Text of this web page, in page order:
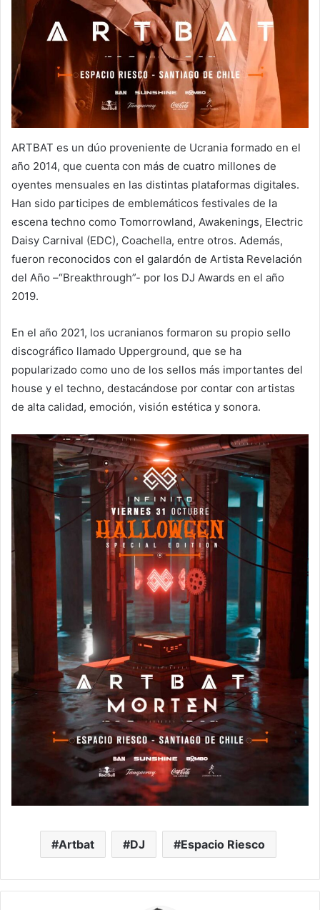
ARTBAT es un dúo proveniente de Ucrania formado en el
año 2014, que cuenta con más de cuatro millones de
oyentes mensuales en las distintas plataformas digitales.
Han sido participes de emblemáticos festivales de la
escena techno como Tomorrowland, Awakenings, Electric
Daisy Carnival (EDC), Coachella, entre otros. Además,
fueron reconocidos con el galardón de Artista Revelación
del Año –“Breakthrough”- por los DJ Awards en el año
2019.
En el año 2021, los ucranianos formaron su propio sello
discográfico llamado Upperground, que se ha
popularizado como uno de los sellos más importantes del
house y el techno, destacándose por contar con artistas
de alta calidad, emoción, visión estética y sonora.
Artbat DJ Espacio Riesco